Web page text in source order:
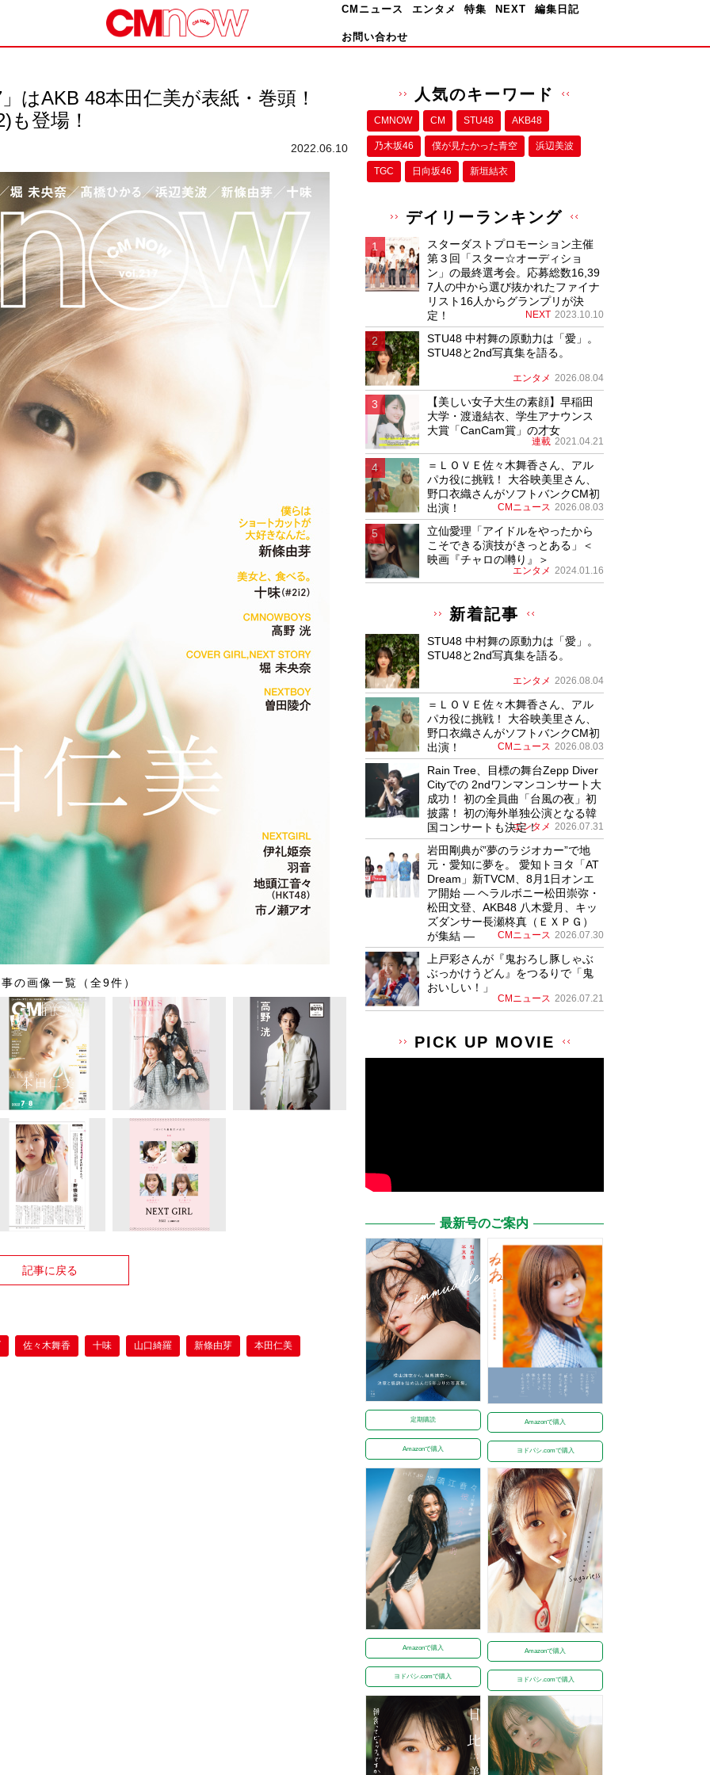
CMニュース エンタメ 特集 NEXT 編集日記
お問い合わせ
はAKB 48本田仁美が表紙・巻頭！
も登場！
2022.06.10
の画像一覧（全9件）
記事に戻る
佐々木舞香 十味 山口綺羅 新條由芽 本田仁美
人気のキーワード
CMNOW CM STU48 AKB48
乃木坂46 僕が⾒たかった⻘空 浜辺美波
TGC 日向坂46 新垣結衣
デイリーランキング
スターダストプロモーション主催
第３回「スター☆オーディショ
ン」の最終選考会。応募総数16,39
7人の中から選び抜かれたファイナ
リスト16人からグランプリが決
定！
NEXT 2023.10.10
STU48 中村舞の原動力は「愛」。
STU48と2nd写真集を語る。
エンタメ 2026.08.04
【美しい女子大生の素顔】早稲田
大学・渡邉結衣、学生アナウンス
大賞「CanCam賞」の才女
連載 2021.04.21
＝ＬＯＶＥ佐々木舞香さん、アル
パカ役に挑戦！ 大谷映美里さん、
野口衣織さんがソフトバンクCM初
出演！
CMニュース 2026.08.03
立仙愛理「アイドルをやったから
こそできる演技がきっとある」＜
映画『チャロの囀り』＞
エンタメ 2024.01.16
新着記事
STU48 中村舞の原動力は「愛」。
STU48と2nd写真集を語る。
エンタメ 2026.08.04
＝ＬＯＶＥ佐々木舞香さん、アル
パカ役に挑戦！ 大谷映美里さん、
野口衣織さんがソフトバンクCM初
出演！
CMニュース 2026.08.03
Rain Tree、目標の舞台Zepp Diver
Cityでの 2ndワンマンコンサート大
成功！ 初の全員曲「台風の夜」初
披露！ 初の海外単独公演となる韓
国コンサートも決定！
エンタメ 2026.07.31
岩田剛典が”夢のラジオカー”で地
元・愛知に夢を。 愛知トヨタ「AT
Dream」新TVCM、8月1日オンエ
ア開始 ― ヘラルボニー松田崇弥・
松田文登、AKB48 八木愛月、キッ
ズダンサー長瀬柊真（ＥＸＰＧ）
が集結 ―
CMニュース 2026.07.30
上戸彩さんが『鬼おろし豚しゃぶ
ぶっかけうどん』をつるりで「鬼
おいしい！」
CMニュース 2026.07.21
PICK UP MOVIE
最新号のご案内
定期購読
Amazonで購入
Amazonで購入
ヨドバシ.comで購入
Amazonで購入
ヨドバシ.comで購入
Amazonで購入
ヨドバシ.comで購入